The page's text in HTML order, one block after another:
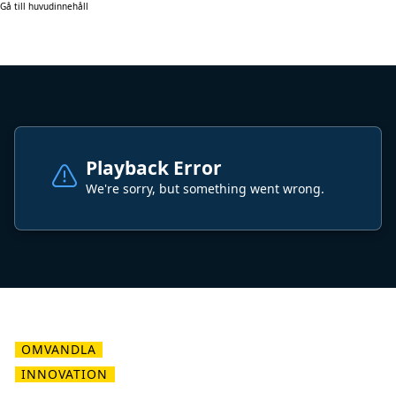
Gå till huvudinnehåll
OMVANDLA
INNOVATION